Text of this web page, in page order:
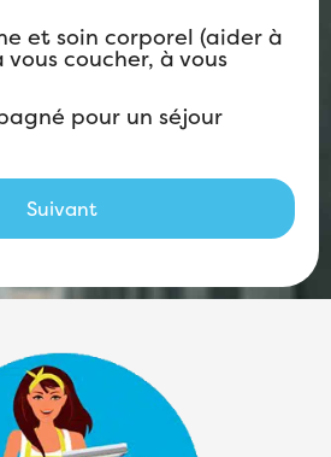
et soin corporel (aider à
vous coucher, à vous
pour un séjour
Suivant